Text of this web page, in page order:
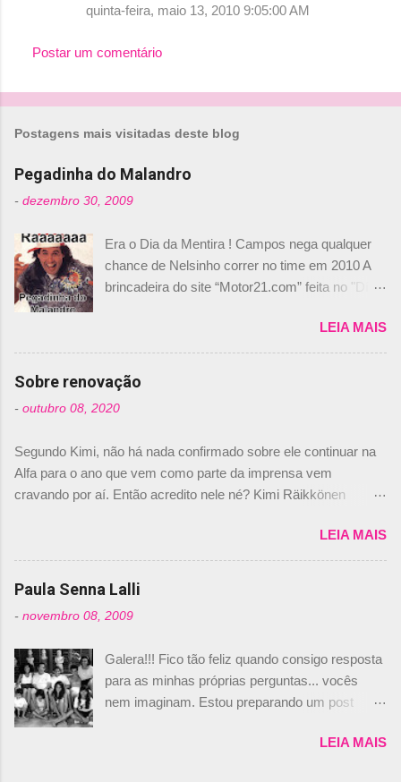
n
á
r
o
s
quinta-feira, maio 13, 2010 9:05:00 AM
Postar um comentário
Postagens mais visitadas deste blog
Pegadinha do Malandro
- dezembro 30, 2009
Era o Dia da Mentira ! Campos nega qualquer
chance de Nelsinho correr no time em 2010 A
brincadeira do site “Motor21.com” feita no "Día
de abril –, afirmando que Nelson Piquet havia
comprado 15% das ações da Campos, dando,
com isso, um lugar no time a Nelsinho Piquet,
foi esclarecida de uma vez por todas por
Daniele Audetto, diretor da escuderia. O
não será o companheiro de Bruno Senna em
2010. "Na verdade, nós recebemos uma oferta
de Piquet", admitiu Audetto. “Mas depois de ter
dois brasileiros”, explicou, dizendo ainda que
não tem nada contra o filho do tricampeão
Nelson Piquet. “Ele é um bom piloto, rápido e
experiente.” Audetto disse ainda que a suposta
não corresponde à realidade. “O suposto 15%
de investimento seria menor do que aquilo que
outros pilotos podem trazer: italianos, r...
LEIA MAIS
Sobre renovação
- outubro 08, 2020
Segundo Kimi, não há nada confirmado sobre ele continuar na
Alfa para o ano que vem como parte da imprensa vem
cravando por aí. Então acredito nele né? Kimi Räikkönen
truth but I’ve never had an option in my contract so that’s
should, pretty much, tell you that it’s not true." #Kimi7 #EifelGP
#AlfaRomeoRacing pic.twitter.com/77EDVn39Ia — Kimi
Romain falando sobre o fato do Iceman estar há tantos anos na
@RGrosjean ! #EifelGP 🇩🇪 #F1
pic.twitter.com/GSAu1LWnwW — Formula 1 (@F1) October 8,
2020 Beijinhos, Ludy
LEIA MAIS
Paula Senna Lalli
- novembro 08, 2009
Galera!!! Fico tão feliz quando consigo resposta
para as minhas próprias perguntas... vocês
nem imaginam. Estou preparando um post
nunca falei sobre ela, aqui no Octeto. No meio
LEIA MAIS